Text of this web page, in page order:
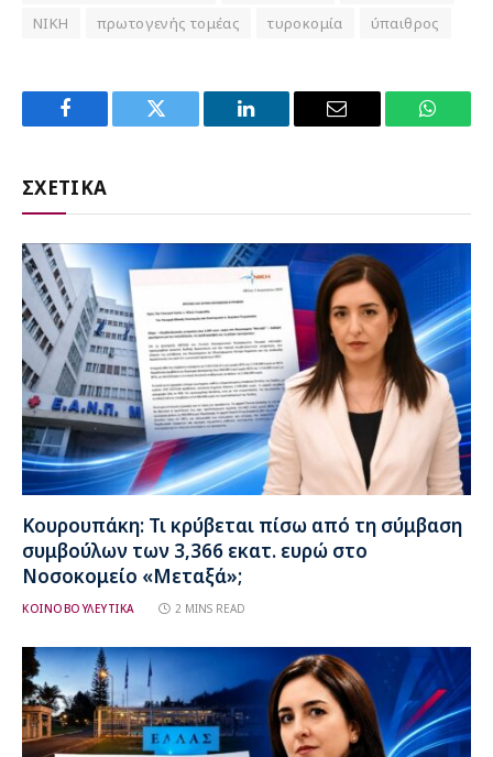
ΝΙΚΗ
πρωτογενής τομέας τυροκομία ύπαιθρος
Facebook Twitter LinkedIn Email
ΣΧΕΤΙΚΑ
Κουρουπάκη: Τι κρύβεται πίσω από τη σύμβαση
συμβούλων των 3,366 εκατ. ευρώ στο
Νοσοκομείο «Μεταξά»;
ΚΟΙΝΟΒΟΥΛΕΥΤΙΚΑ 2 MINS READ